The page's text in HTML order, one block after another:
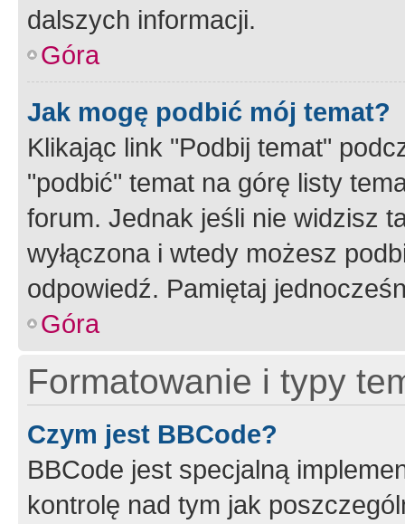
dalszych informacji.
Góra
Jak mogę podbić mój temat?
Klikając link "Podbij temat"
"podbić" temat na górę listy
forum. Jednak jeśli nie widzisz
wyłączona i wtedy możesz
odpowiedź. Pamiętaj
Góra
Formatowanie i typy
Czym jest BBCode?
BBCode jest specjalną
kontrolę nad tym jak